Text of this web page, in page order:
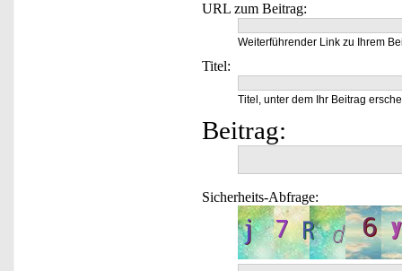
URL zum Beitrag:
Weiterführender Link zu Ihrem
Titel:
Titel, unter dem Ihr Beitrag
Beitrag:
Sicherheits-Abfrage: